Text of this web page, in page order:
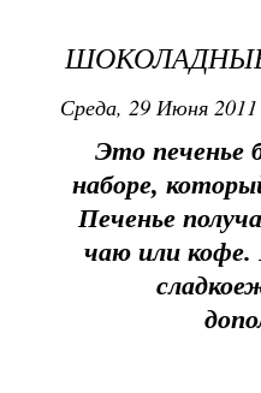
Среда, 29 Июня
Это печенье
наборе,
Печенье
чаю или кофе.